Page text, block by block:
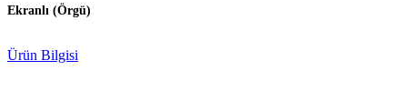
Ekranlı (Örgü)
Ürün Bilgisi